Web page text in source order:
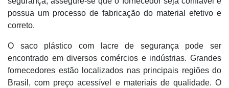
possua um processo de fabricação do material efetivo e
correto.
O saco plástico com lacre de segurança pode ser
encontrado em diversos comércios e indústrias. Grandes
fornecedores estão localizados nas principais regiões do
Brasil, com preço acessível e materiais de qualidade. O